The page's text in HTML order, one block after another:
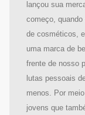
lançou sua
começo,
de cosméticos,
uma marca de
frente de nosso
lutas pessoais
menos. Por
jovens que